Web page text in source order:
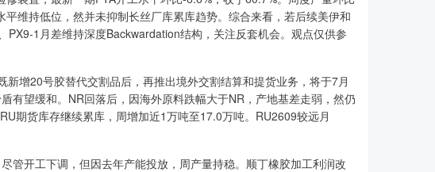
维持低位，然并未抑制长丝厂库累库趋势。综合来看，若后续美伊和
1月差维持深度Backwardation结构，关注反套机会。观点仅供参
增20号胶替代交割品后，再推出境外交割结算和提货业务，将于7月
有望缓和。NR回落后，因海外原料跌幅大于NR，产地基差走弱，然仍
期货库存继续累库，周增加近1万吨至17.0万吨。RU2609较远月
管开工下调，但因去年产能投放，周产量持稳。顺丁橡胶加工利润改